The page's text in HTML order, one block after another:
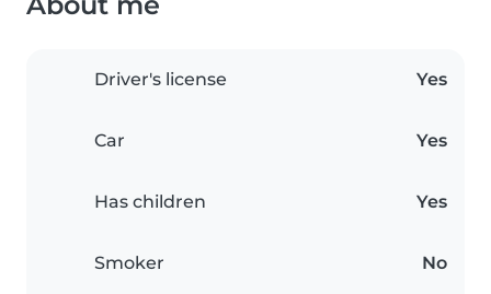
Driver's license Yes
Car Yes
Has children Yes
Smoker No